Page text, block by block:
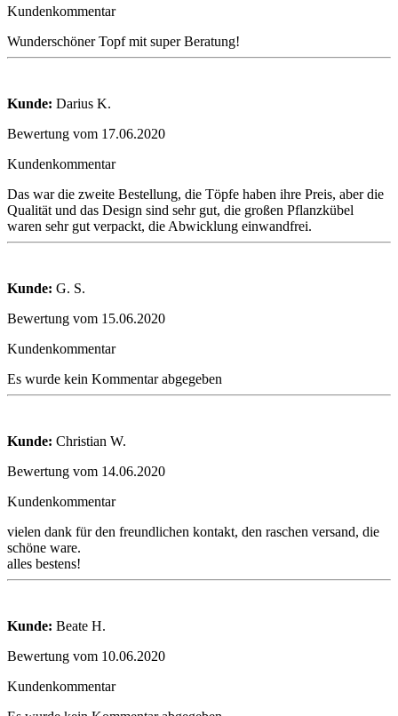
Kundenkommentar
Wunderschöner Topf mit super Beratung!
Kunde: Darius K.
Bewertung vom 17.06.2020
Kundenkommentar
Das war die zweite Bestellung, die Töpfe haben ihre Preis, aber die
Qualität und das Design sind sehr gut, die großen Pflanzkübel
waren sehr gut verpackt, die Abwicklung einwandfrei.
Kunde: G. S.
Bewertung vom 15.06.2020
Kundenkommentar
Es wurde kein Kommentar abgegeben
Kunde: Christian W.
Bewertung vom 14.06.2020
Kundenkommentar
vielen dank für den freundlichen kontakt, den raschen versand, die
schöne ware.
alles bestens!
Kunde: Beate H.
Bewertung vom 10.06.2020
Kundenkommentar